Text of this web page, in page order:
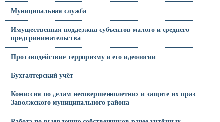
Муниципальная служба
Имущественная поддержка субъектов малого и среднего
предпринимательства
Противодействие терроризму и его идеологии
Бухгалтерский учёт
Комиссия по делам несовершеннолетних и защите их прав
Заволжского муниципального района